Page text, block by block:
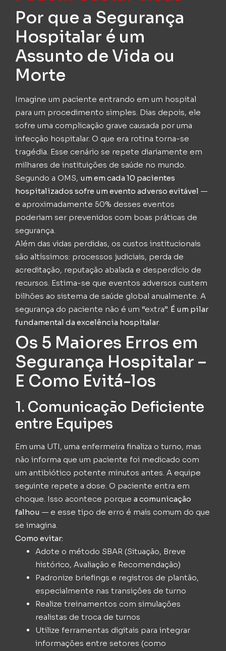
Por que a Segurança
Hospitalar é um
Assunto de Vida ou
Morte
Imagine um paciente entrando em um hospital
para um procedimento simples. Dias depois, ele
sofre uma complicação grave causada por uma
infecção hospitalar. O que era rotina torna-se
tragédia. Esse cenário se repete diariamente em
milhares de instituições de saúde no mundo.
Segundo a OMS, um em cada 10 pacientes
hospitalizados sofre um evento adverso evitável —
e aproximadamente 50% desses eventos
poderiam ser prevenidos com boas práticas de
segurança.
Além das vidas perdidas, os custos institucionais
são altíssimos: processos judiciais, perda de
acreditação, reputação abalada e desperdício de
recursos. Estima-se que eventos adversos custem
bilhões ao sistema de saúde global anualmente. A
segurança do paciente não é um “extra”. É um pilar
fundamental da excelência hospitalar.
Os 5 Maiores Erros em
Segurança Hospitalar –
E Como Evitá-los
1. Comunicação Deficiente
entre Equipes
Em uma UTI, uma enfermeira finaliza o turno, mas
não informa que um paciente foi medicado com
um antibiótico potente minutos antes. A equipe
seguinte repete a dose. O paciente entra em
choque. Isso acontece porque a comunicação
falhou — e esse tipo de erro é mais comum do que
se imagina.
Como evitar:
Adote o método SBAR (Situação, Breve
histórico, Avaliação e Recomendação)
Padronize briefings e registros de plantão,
especialmente nas transições de turno
Realize treinamentos com simulações
realistas de troca de turnos
Utilize ferramentas digitais para integrar
informações entre setores (como